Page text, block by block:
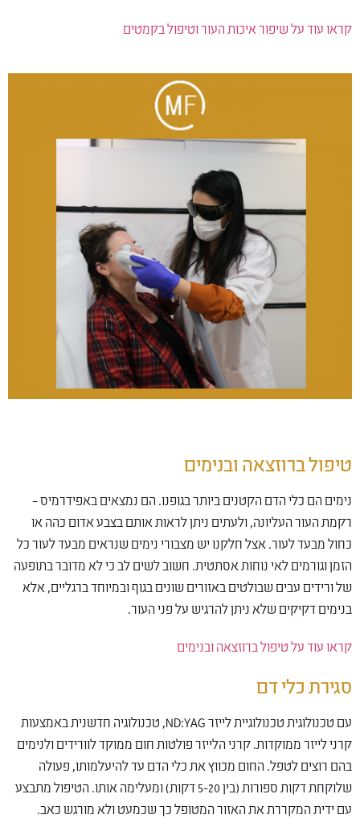
קראו עוד על שיפור איכות העור וטיפול בקמטים
טיפול ברוזצאה ובנימים
נימים הם כלי הדם הקטנים ביותר בגופנו. הם נמצאים באפידרמיס –
רקמת העור העליונה, ולעתים ניתן לראות אותם בצבע אדום כהה או
כחול מבעד לעור. אצל חלקנו יש מצבורי נימים שנראים מבעד לעור כל
הזמן וגורמים לאי נוחות אסתטית. חשוב לשים לב כי לא מדובר בתופעה
של ורידים עבים שבולטים באזורים שונים בגוף ובמיוחד ברגליים, אלא
בנימים דקיקים שלא ניתן להרגיש על פני העור.
קראו עוד על טיפול ברוזצאה ובנימים
סגירת כלי דם
עם טכנולוגית טכנולוגיית לייזר ND:YAG, טכנולוגיה חדשנית באמצעות
קרני לייזר ממוקדות. קרני הלייזר פולטות חום ממוקד לוורידים ולנימים
בהם רוצים לטפל. החום מכווץ את כלי הדם עד להיעלמותו, פעולה
שלוקחת דקות ספורות (בין 5-20 דקות) ומעלימה אותו. הטיפול מתבצע
עם ידית המקררת את האזור המטופל כך שכמעט ולא מורגש כאב.